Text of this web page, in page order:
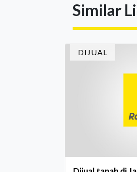
konsistensi,
kualitas layanan
jaringan Ray
Award m
Similar
DIJUAL